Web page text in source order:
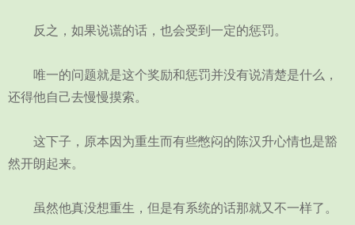
反之，如果说谎的话，也会受到一定的惩罚。
唯一的问题就是这个奖励和惩罚并没有说清楚是什么，
还得他自己去慢慢摸索。
这下子，原本因为重生而有些憋闷的陈汉升心情也是豁
然开朗起来。
虽然他真没想重生，但是有系统的话那就又不一样了。